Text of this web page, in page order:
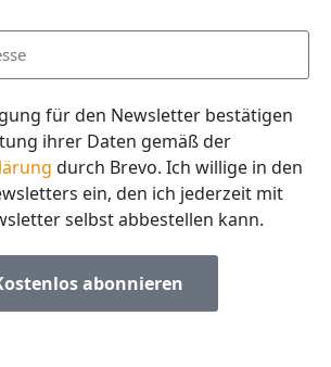
für den Newsletter bestätigen
ihrer Daten gemäß der
durch Brevo. Ich willige in den
ein, den ich jederzeit mit
selbst abbestellen kann.
abonnieren